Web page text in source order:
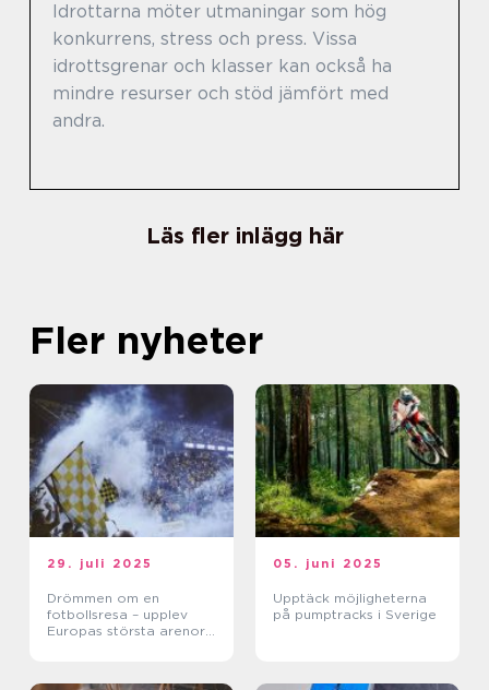
Idrottarna möter utmaningar som hög
konkurrens, stress och press. Vissa
idrottsgrenar och klasser kan också ha
mindre resurser och stöd jämfört med
andra.
Läs fler inlägg här
Fler nyheter
29. juli 2025
Drömmen om en
fotbollsresa – upplev
Europas största arenor
05. juni 2025
Upptäck möjligheterna
på pumptracks i Sverige